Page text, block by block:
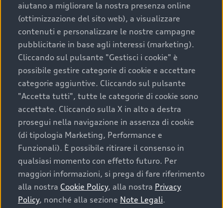
La qualità di acquistare
un’auto usata Audi
Scegliere un’auto usata è una decisione che coniuga
convenienza, affidabilità e sostenibilità. Per fare un
acquisto sicuro, è essenziale considerare aspetti
determinanti come la garanzia inclusa e l’affidabilità del
marchio. Audi offre l’auto usata perfetta tramite Audi
Prima Scelta :plus
Cosa sapere prima di
acquistare la tua prossima
auto
aiutano a migliorare la nostra presenza online
(ottimizzazione del sito web), a visualizzare
contenuti e personalizzare le nostre campagne
pubblicitarie in base agli interessi (marketing).
Cliccando sul pulsante "Gestisci i cookie" è
possibile gestire categorie di cookie e accettare
categorie aggiuntive. Cliccando sul pulsante
"Accetta tutti", tutte le categorie di cookie sono
accettate. Cliccando sulla X in alto a destra
prosegui nella navigazione in assenza di cookie
(di tipologia Marketing, Performance e
Funzionali). È possibile ritirare il consenso in
qualsiasi momento con effetto futuro. Per
maggiori informazioni, si prega di fare riferimento
alla nostra Cookie Policy, alla nostra Privacy
Policy, nonché alla sezione Note Legali.